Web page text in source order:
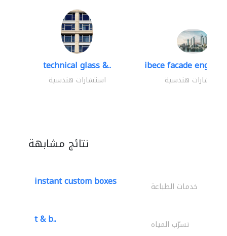
technical glass &..
استشارات هندسية
ibece facade
استشارات هندسية
نتائج مشابهة
instant custom boxes خدمات الطباعة
t & b.. تسرّب المياه